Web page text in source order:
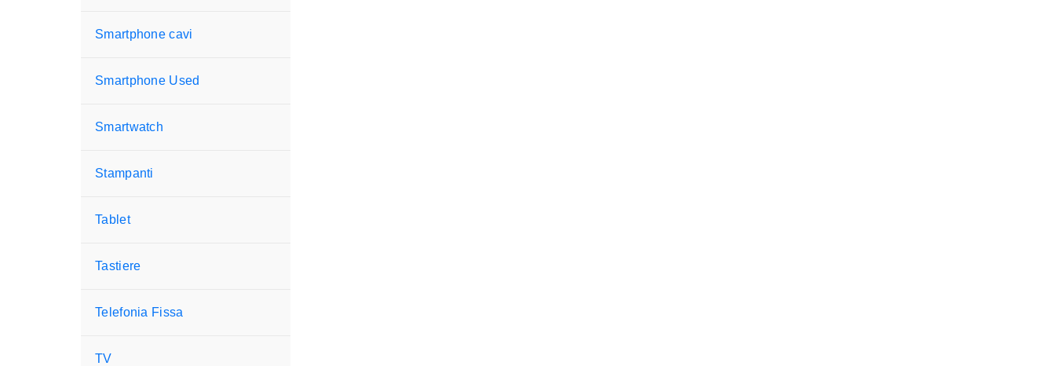
Smartphone cavi
Smartphone Used
Smartwatch
Stampanti
Tablet
Tastiere
Telefonia Fissa
TV